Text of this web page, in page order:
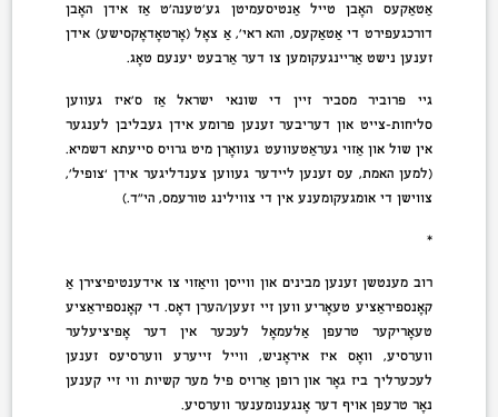
אַטאַקעס האָבן טייל אַנטיסעמיטן גע’טענה’ט אַז אידן האָבן
דורכגעפירט די אַטאַקעס, והא ראי’, אַ צאָל (אָרטאָדאָקסישע) אידן
זענען נישט אַריינגעקומען צו דער אַרבעט יענעם טאָג.
גיי פּרוביר מסביר זיין די שונאי ישראל אַז ס’איז געווען
סליחות-צייט און דעריבער זענען פרומע אידן געבליבן לענגער
אין שול און אַזוי געראַטעוועט געוואָרן מיט גרויס סייעתא דשמיא.
(למען האמת, עס זענען ליידער געווען צענדליגער אידן ‘צופיל’,
צווישן די אומגעקומענע אין די צווילינג טורעמס, הי”ד.)
*
רוב מענטשן זענען מבינים און ווייסן וויאַזוי צו אידענטיפיצירן אַ
קאָנספּיראַציע טעאָריע ווען זיי זעען/הערן דאָס. די קאָנספּיראַציע
טעאָריקער טרעפן אַלעמאָל לעכער אין דער אָפיציעלער
ווערסיע, וואָס איז איראָניש, ווייל זייערע ווערסיעס זענען
לעכערליך ביז גאָר און רופן אַרויס פיל מער קשיות ווי זיי קענען
נאָר טרעפן אויף דער אָנגענומענער ווערסיע.